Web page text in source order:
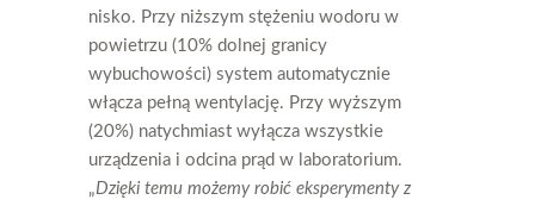
nisko. Przy niższym stężeniu wodoru w
powietrzu (10% dolnej granicy
wybuchowości) system automatycznie
włącza pełną wentylację. Przy wyższym
(20%) natychmiast wyłącza wszystkie
urządzenia i odcina prąd w laboratorium.
„Dzięki temu możemy robić eksperymenty z